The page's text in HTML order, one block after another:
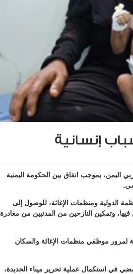
إنسانية
اليمن، بموجب اتفاق بين الحكومة اليمنية
الدولية ومنظمات الإغاثة، للوصول إلى
فيها، وتمكين النازحين من المدنيين من مغادرة
لمرور موظفي منظمات الإغاثة والسكان
في استكمال عملية تحرير ميناء الحديدة،